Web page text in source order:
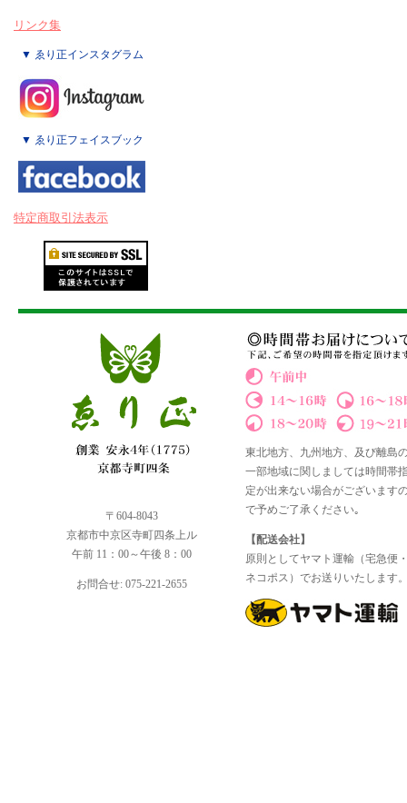
リンク集
▼ ゑり正インスタグラム
▼ ゑり正フェイスブック
特定商取引法表示
〒604-8043
京都市中京区寺町四条上ル
午前 11：00～午後 8：00
お問合せ: 075-221-2655
東北地方、九州地方、及び離島
一部地域に関しましては時間帯
定が出来ない場合がございます
で予めご了承ください｡
【配送会社】
原則としてヤマト運輸（宅急便
ネコポス）でお送りいたします